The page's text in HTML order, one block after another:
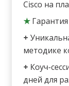
Cisco на
★
+
методике
+ Коуч-
дней для